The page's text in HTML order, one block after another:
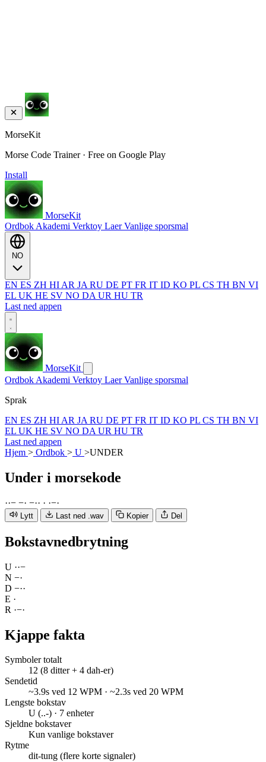
MorseKit
Morse Code Trainer · Free on Google Play
Install
MorseKit
Ordbok Akademi Verktoy LaerVanlige sporsmal
EN ES ZH HI AR JA RU DE PT FR IT ID KO PL CS TH BN VI
EL UK HE SV NO DA UR HU TR
Last ned appen
MorseKit
Ordbok Akademi Verktoy LaerVanlige sporsmal
Sprak
EN ES ZH HI AR JA RU DE PT FR IT ID KO PL CS TH BN VI
EL UK HE SV NO DA UR HU TR
Last ned appen
Hjem > Ordbok > U >UNDER
Under i morsekode
··− −· −·· · ·−·
Lytt Last ned .wav Kopier Del
Bokstavnedbrytning
U ··−
N −·
D −··
E ·
R ·−·
Kjappe fakta
Symboler totalt
12 (8 ditter + 4 dah-er)
Sendetid
~3.9s ved 12 WPM · ~2.3s ved 20 WPM
Lengste bokstav
U (..-) · 7 enheter
Sjeldne bokstaver
Kun vanlige bokstaver
Rytme
dit-tung (flere korte signaler)